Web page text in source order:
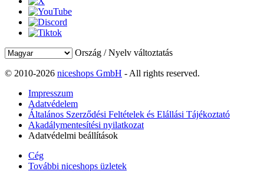
Ország / Nyelv változtatás
© 2010-2026 niceshops GmbH - All rights reserved.
Impresszum
Adatvédelem
Általános Szerződési Feltételek és Elállási Tájékoztató
Akadálymentesítési nyilatkozat
Adatvédelmi beállítások
Cég
További niceshops üzletek